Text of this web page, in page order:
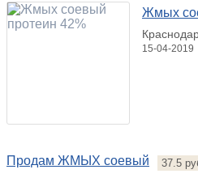
Жмых
15-04-2019
Продам ЖМЫХ соевый
37.5